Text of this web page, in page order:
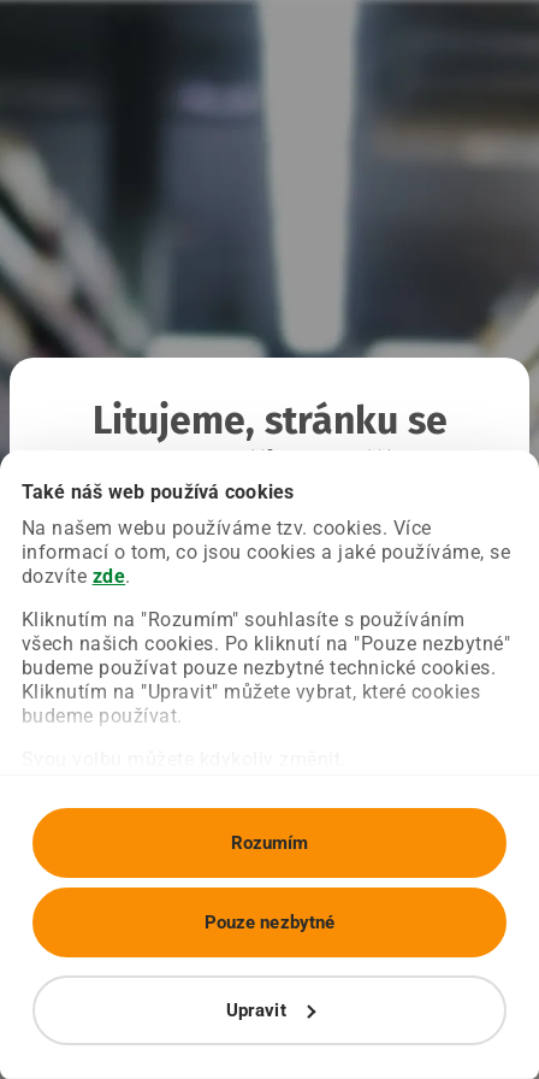
Také náš web používá cookies
Na našem webu používáme tzv. cookies. Více
informací o tom, co jsou cookies a jaké používáme, se
dozvíte zde.
Kliknutím na "Rozumím" souhlasíte s používáním
všech našich cookies. Po kliknutí na "Pouze nezbytné"
budeme používat pouze nezbytné technické cookies.
Kliknutím na "Upravit" můžete vybrat, které cookies
budeme používat.
Rozumím
Upravit
Pouze nezbytné
Litujeme, stránku se
Chyba nastala na naší straně a už ji opravujeme.
Zkuste prosím znovu načíst požadovanou stránku.
Obnovit stránku Úvodní strana